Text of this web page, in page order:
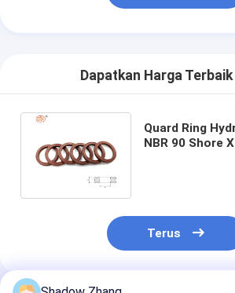
Dapatkan Harga
Quard Ring
NBR 90 Shore
Terus